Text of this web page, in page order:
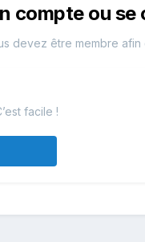
compte ou
devez être membre
facile !